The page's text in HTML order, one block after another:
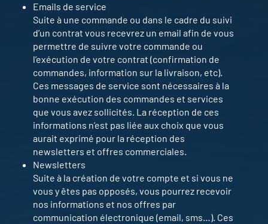
Emails de service
Suite à une commande ou dans le cadre du suivi
d’un contrat vous recevrez un email afin de vous
permettre de suivre votre commande ou
l’exécution de votre contrat (confirmation de
commandes, information sur la livraison, etc).
Ces messages de service sont nécessaires à la
bonne exécution des commandes et services
que vous avez sollicités. La réception de ces
informations n’est pas liée aux choix que vous
aurait exprimé pour la réception des
newsletters et offres commerciales.
Newsletters
Suite à la création de votre compte et si vous ne
vous y êtes pas opposés, vous pourrez recevoir
nos informations et nos offres par
communication électronique (email, sms…). Ces